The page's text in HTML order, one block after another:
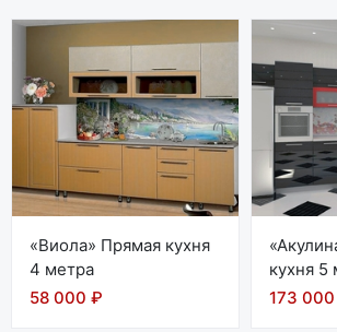
«Виола» Прямая кухня
4 метра
58 000 ₽
кухня 5
173